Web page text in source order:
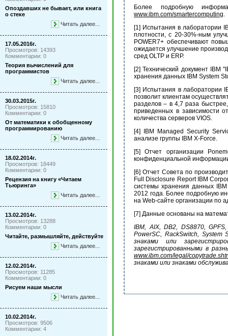
Опоздавших не бывает, или книга
о стеке
Читать далее...
17.05.2016г.
Просмотров: 14393
Комментарии: 0
Теория вычислений для
программистов
Читать далее...
30.03.2015г.
Просмотров: 15810
Комментарии: 0
От математики к обобщенному
программированию
Читать далее...
18.02.2014г.
Просмотров: 18449
Комментарии: 0
Рецензия на книгу «Читаем
Тьюринга»
Читать далее...
13.02.2014г.
Просмотров: 13288
Комментарии: 0
Читайте, размышляйте, действуйте
Читать далее...
12.02.2014г.
Просмотров: 11285
Комментарии: 0
Рисуем наши мысли
Читать далее...
10.02.2014г.
Просмотров: 9506
Комментарии: 4
Более подробную
www.ibm.com/smartercomputing.
[1] Испытания в лаборатории
плотности, с 20-30%-ным
POWER7+ обеспечивают
ожидается улучшение
сред OLTP и ERP.
[2] Технический документ IBM
хранения данных IBM System
[3] Испытания в лаборатории
позволит клиентам
разделов – в 4,7 раза
приведенных в зависимости
количества серверов VIOS.
[4] IBM Managed Security
анализе группы IBM X-Force.
[5] Отчет организации
конфиденциальной
[6] Отчет Совета по
Full Disclosure Report IBM
системы хранения данных
2012 года. Более подробную
на Web-сайте организации по
[7] Данные основаны на
IBM,AIX,DB2, DS8870,
PowerSC, RackSwitch, System
знаками или
зарегистрированными в
www.ibm.com/legal/
знаками или знаками